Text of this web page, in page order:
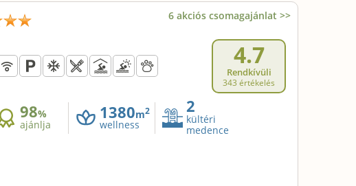
6 akciós csomagajánlat >>
4.7
Rendkívüli
343 értékelés
98%
ajánlja
1380m2
wellness
2
kültéri
medence